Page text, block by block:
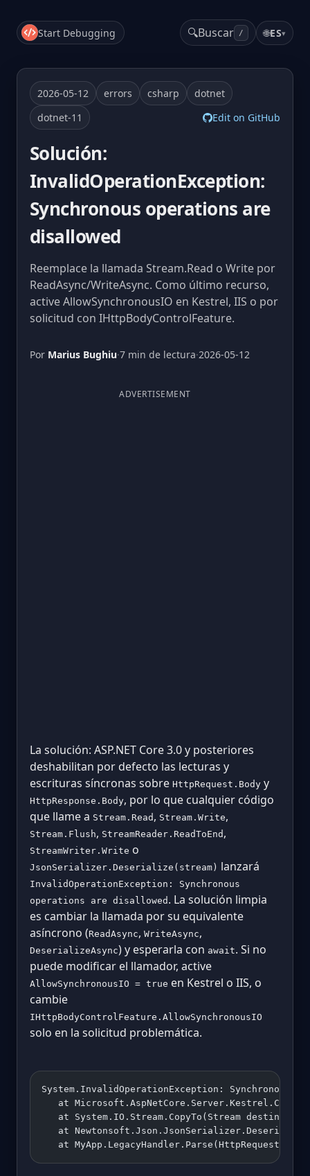
Start Debugging 🔍Buscar / 🌐ES▾
2026-05-12 errors csharp
dotnet
dotnet-11
Edit on GitHub
Solución:
InvalidOperationException:
Synchronous operations are
disallowed
Reemplace la llamada Stream.Read o Write por
ReadAsync/WriteAsync. Como último recurso,
active AllowSynchronousIO en Kestrel, IIS o por
solicitud con IHttpBodyControlFeature.
Por Marius Bughiu·7 min de lectura·2026-05-12
ADVERTISEMENT
La solución: ASP.NET Core 3.0 y posteriores
deshabilitan por defecto las lecturas y
escrituras síncronas sobre HttpRequest.Body y
HttpResponse.Body, por lo que cualquier código
que llame a Stream.Read , Stream.Write,
Stream.Flush, StreamReader.ReadToEnd ,
StreamWriter.Write o
JsonSerializer.Deserialize(stream) lanzará
InvalidOperationException: Synchronous
operations are disallowed . La solución limpia
es cambiar la llamada por su equivalente
asíncrono (ReadAsync, WriteAsync,
DeserializeAsync) y esperarla con await. Si no
puede modificar el llamador, active
AllowSynchronousIO = true en Kestrel o IIS, o
cambie
IHttpBodyControlFeature.AllowSynchronousIO
solo en la solicitud problemática.
System.InvalidOperationException: Synchronous
at
at System.IO.Stream.CopyTo(Stream
at
at MyApp.LegacyHandler.Parse(HttpRequest